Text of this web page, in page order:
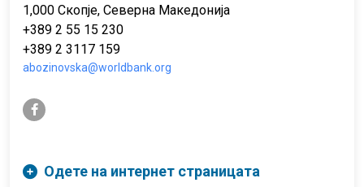
1,000 Скопје, Северна Македонија
+389 2 55 15 230
+389 2 3117 159
abozinovska@worldbank.org
facebook-f
Одете на интернет страницата